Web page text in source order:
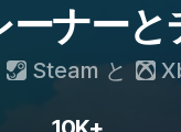
ナーと
Steam と